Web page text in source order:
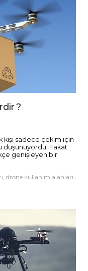
?
sadece çekim için
düşünüyordu. Fakat
genişleyen bir